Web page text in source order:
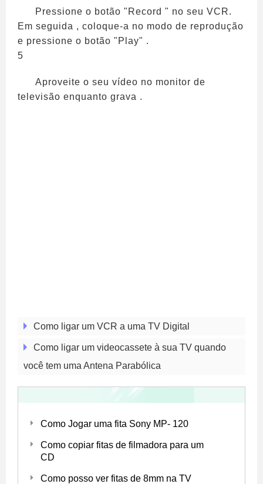
Pressione o botão "Record " no seu VCR.
Em seguida , coloque-a no modo de reprodução
e pressione o botão "Play" .
5
Aproveite o seu vídeo no monitor de
televisão enquanto grava .
Como ligar um VCR a uma TV Digital
Como ligar um videocassete à sua TV quando
você tem uma Antena Parabólica
Como Jogar uma fita Sony MP- 120
Como copiar fitas de filmadora para um
CD
Como posso ver fitas de 8mm na TV